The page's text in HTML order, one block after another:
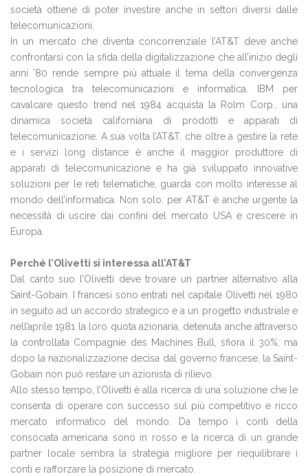
società ottiene di poter investire anche in settori diversi dalle
telecomunicazioni.
In un mercato che diventa concorrenziale l’AT&T deve anche
confrontarsi con la sfida della digitalizzazione che all’inizio degli
anni ’80 rende sempre più attuale il tema della convergenza
tecnologica tra telecomunicazioni e informatica. IBM per
cavalcare questo trend nel 1984 acquista la Rolm Corp., una
dinamica società californiana di prodotti e apparati di
telecomunicazione. A sua volta l’AT&T, che oltre a gestire la rete
e i servizi long distance è anche il maggior produttore di
apparati di telecomunicazione e ha già sviluppato innovative
soluzioni per le reti telematiche, guarda con molto interesse al
mondo dell’informatica. Non solo: per AT&T è anche urgente la
necessità di uscire dai confini del mercato USA e crescere in
Europa.
Perché l’Olivetti si interessa all’AT&T
Dal canto suo l’Olivetti deve trovare un partner alternativo alla
Saint-Gobain. I francesi sono entrati nel capitale Olivetti nel 1980
in seguito ad un accordo strategico e a un progetto industriale e
nell’aprile 1981 la loro quota azionaria, detenuta anche attraverso
la controllata Compagnie des Machines Bull, sfiora il 30%; ma
dopo la nazionalizzazione decisa dal governo francese, la Saint-
Gobain non può restare un azionista di rilievo.
Allo stesso tempo, l’Olivetti è alla ricerca di una soluzione che le
consenta di operare con successo sul più competitivo e ricco
mercato informatico del mondo. Da tempo i conti della
consociata americana sono in rosso e la ricerca di un grande
partner locale sembra la strategia migliore per riequilibrare i
conti e rafforzare la posizione di mercato.